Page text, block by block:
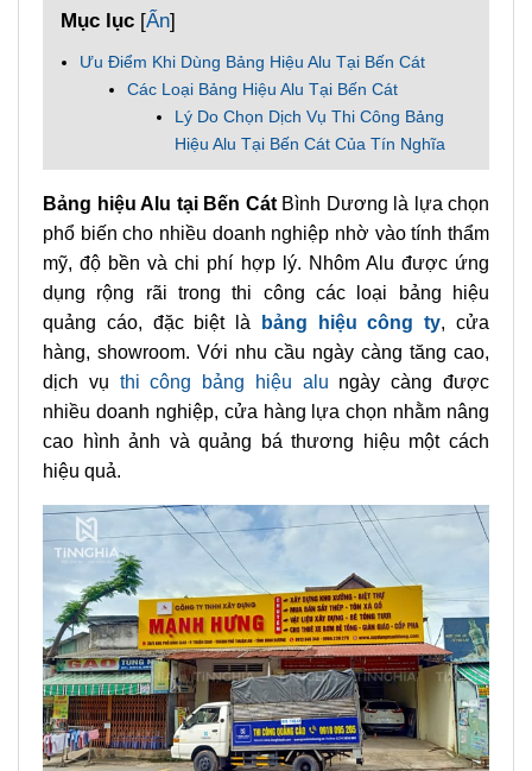
Mục lục [Ẩn]
Ưu Điểm Khi Dùng Bảng Hiệu Alu Tại Bến Cát
Các Loại Bảng Hiệu Alu Tại Bến Cát
Lý Do Chọn Dịch Vụ Thi Công Bảng
Hiệu Alu Tại Bến Cát Của Tín Nghĩa
Bảng hiệu Alu tại Bến CátBình Dương là lựa chọn
phổ biến cho nhiều doanh nghiệp nhờ vào tính thẩm
mỹ, độ bền và chi phí hợp lý. Nhôm Alu được ứng
dụng rộng rãi trong thi công các loại bảng hiệu
quảng cáo, đặc biệt là
bảng hiệu công ty, cửa
hàng, showroom. Với nhu cầu ngày càng tăng cao,
dịch vụ thi công bảng hiệu alu ngày càng được
nhiều doanh nghiệp, cửa hàng lựa chọn nhằm nâng
cao hình ảnh và quảng bá thương hiệu một cách
hiệu quả.